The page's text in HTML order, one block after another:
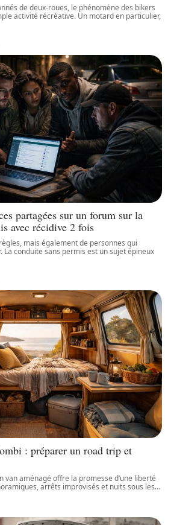
de deux-roues, le phénomène des bikers
activité récréative. Un motard en particulier,
partagées sur un forum sur la
avec récidive 2 fois
mais également de personnes qui
La conduite sans permis est un sujet épineux
: préparer un road trip et
van aménagé offre la promesse d’une liberté
arrêts improvisés et nuits sous les…